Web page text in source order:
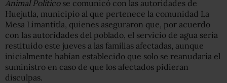
Animal Políticose comunicó con las autoridades de
Huejutla, municipio al que pertenece la comunidad La
Mesa Limantitla, quienes aseguraron que, por acuerdo
con las autoridades del poblado, el servicio de agua sería
restituido este jueves a las familias afectadas, aunque
inicialmente habían establecido que solo se reanudaría el
suministro en caso de que los afectados pidieran
disculpas.